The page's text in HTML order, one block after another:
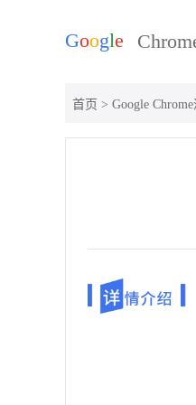
首页 > Google